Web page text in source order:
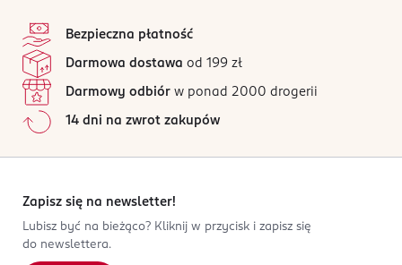
Bezpieczna płatność
Darmowa dostawa od 199 zł
Darmowy odbiór w ponad 2000 drogerii
14 dni na zwrot zakupów
Zapisz się na newsletter!
Lubisz być na bieżąco? Kliknij w przycisk i zapisz się
do newslettera.